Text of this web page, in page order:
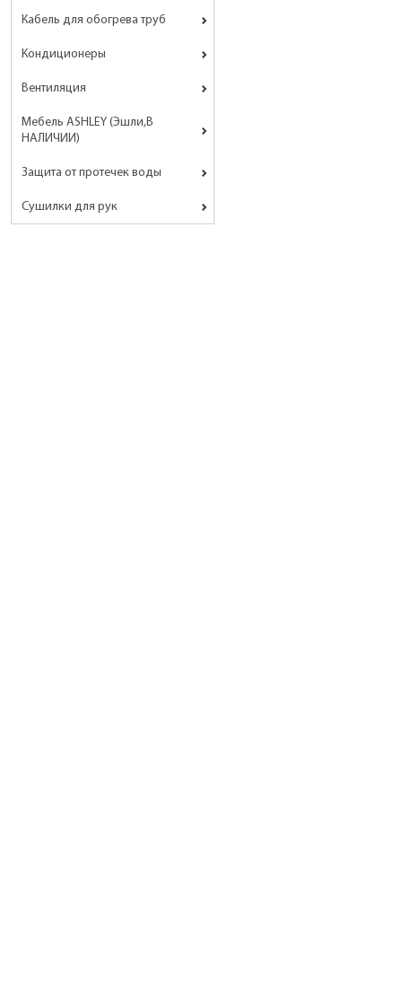
Кабель для обогрева труб
Кондиционеры
Вентиляция
Мебель ASHLEY (Эшли,В
НАЛИЧИИ)
Защита от протечек воды
Сушилки для рук